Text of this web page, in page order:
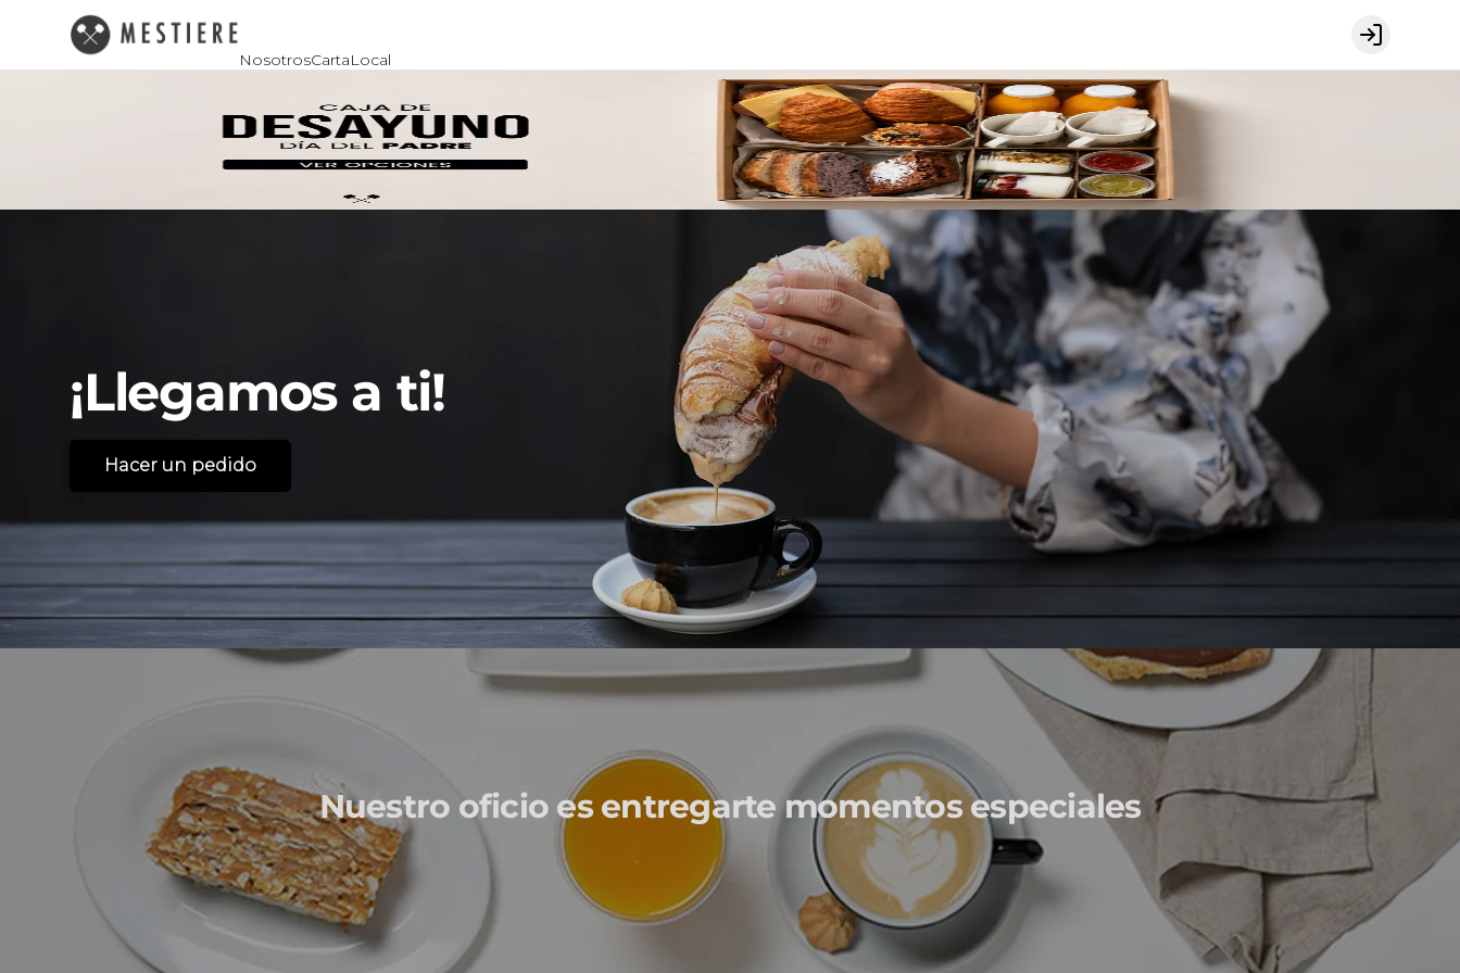
NosotrosCartaLocal
Login
¡Llegamos a ti!
Hacer un pedido
Nuestro oficio es entregarte momentos especiales